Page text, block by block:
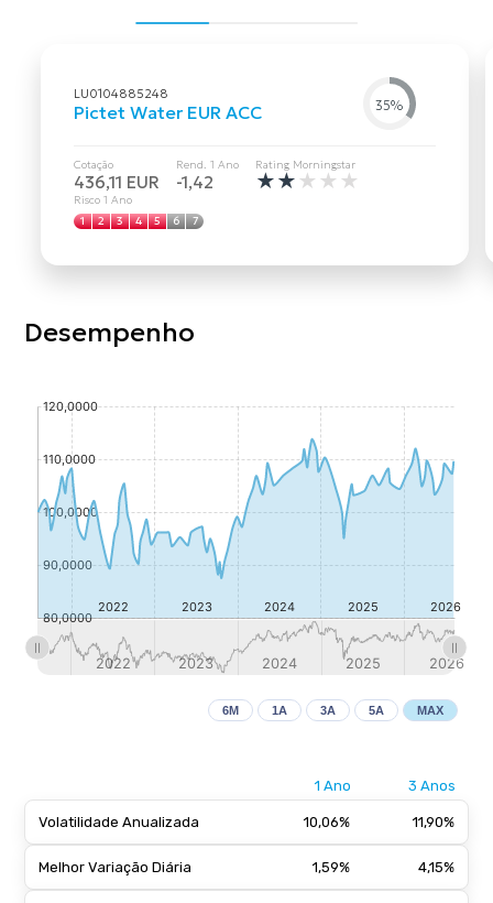
LU0104885248
Pictet Water EUR ACC 35%
Cotação
436,11 EUR
Rend. 1 Ano
-1,42
Rating Morningstar
★★ ★ ★ ★
Risco 1 Ano
1 2 3 4 5 6 7
Desempenho
6M 1A 3A 5A MAX
1 Ano 3 Anos
Volatilidade Anualizada 10,06% 11,90%
Melhor Variação Diária 1,59% 4,15%